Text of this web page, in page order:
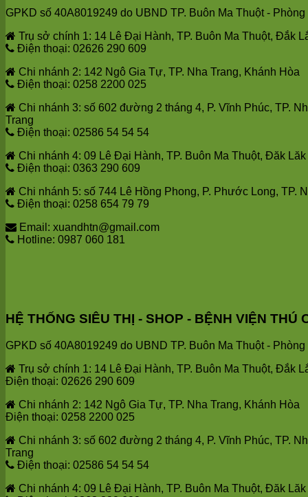
GPKD số 40A8019249 do UBND TP. Buôn Ma Thuột -
Trụ sở chính 1: 14 Lê Đại Hành, TP. Buôn Ma Thuột, Đắk
Điện thoại: 02626 290 609
Chi nhánh 2: 142 Ngô Gia Tự, TP. Nha Trang, Khánh Hòa
Điện thoại: 0258 2200 025
Chi nhánh 3: số 602 đường 2 tháng 4, P. Vĩnh Phúc, TP.
Trang
Điện thoại: 02586 54 54 54
Chi nhánh 4: 09 Lê Đại Hành, TP. Buôn Ma Thuột, Đăk Lăk
Điện thoại: 0363 290 609
Chi nhánh 5: số 744 Lê Hồng Phong, P. Phước Long, TP.
Điện thoại: 0258 654 79 79
Email: xuandhtn@gmail.com
Hotline: 0987 060 181
HỆ THỐNG SIÊU THỊ - SHOP - BỆNH VIỆN THÚ
GPKD số 40A8019249 do UBND TP. Buôn Ma Thuột -
Trụ sở chính 1: 14 Lê Đại Hành, TP. Buôn Ma Thuột, Đắk
Điện thoại: 02626 290 609
Chi nhánh 2: 142 Ngô Gia Tự, TP. Nha Trang, Khánh Hòa
Điện thoại: 0258 2200 025
Chi nhánh 3: số 602 đường 2 tháng 4, P. Vĩnh Phúc, TP.
Trang
Điện thoại: 02586 54 54 54
Chi nhánh 4: 09 Lê Đại Hành, TP. Buôn Ma Thuột, Đăk Lăk